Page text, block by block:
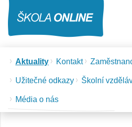
Aktuality Kontakt
Užitečné odkazy Školní
Média o nás